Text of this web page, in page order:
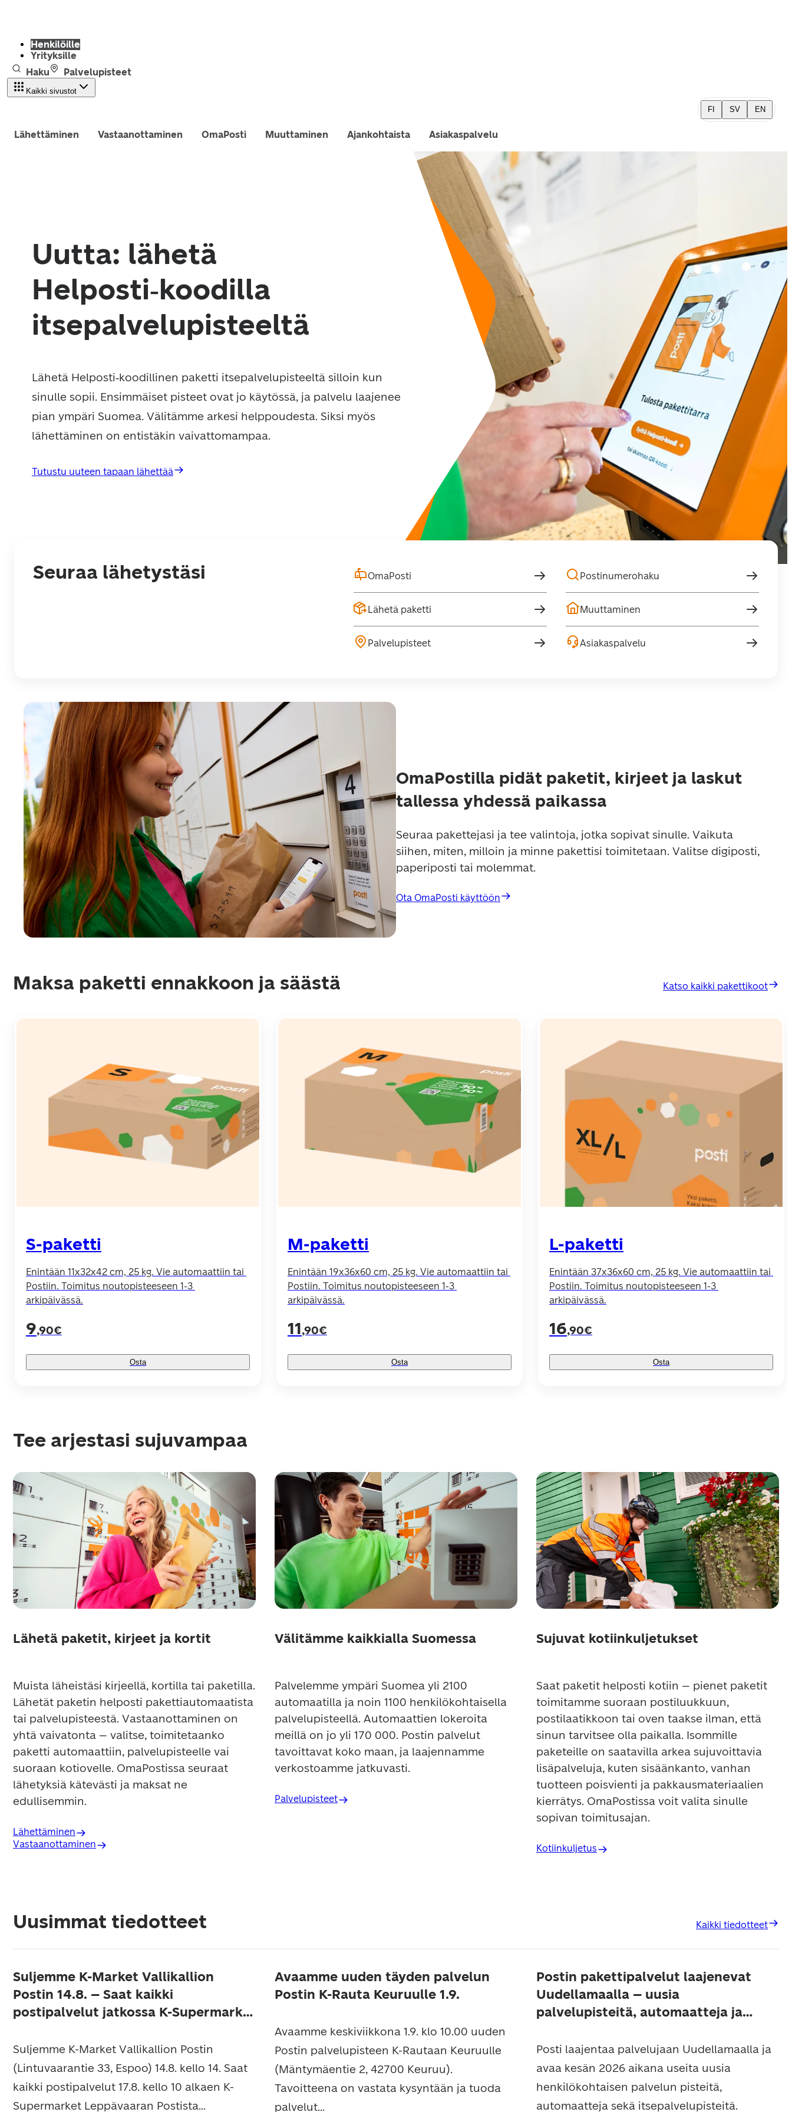
Henkilöille
Yrityksille
Haku
Palvelupisteet
Kaikki sivustot
FI SV EN
Lähettäminen Vastaanottaminen OmaPosti Muuttaminen Ajankohtaista Asiakaspalvelu
Uutta: lähetä
Helposti‑koodilla
itsepalvelupisteeltä
Lähetä Helposti‑koodillinen paketti itsepalvelupisteeltä silloin kun
sinulle sopii. Ensimmäiset pisteet ovat jo käytössä, ja palvelu laajenee
pian ympäri Suomea. Välitämme arkesi helppoudesta. Siksi myös
lähettäminen on entistäkin vaivattomampaa.
Tutustu uuteen tapaan lähettää
Seuraa lähetystäsi OmaPosti Postinumerohaku
Lähetä paketti Muuttaminen
Palvelupisteet Asiakaspalvelu
OmaPostilla pidät paketit, kirjeet ja laskut
tallessa yhdessä paikassa
Seuraa pakettejasi ja tee valintoja, jotka sopivat sinulle. Vaikuta
siihen, miten, milloin ja minne pakettisi toimitetaan. Valitse digiposti,
paperiposti tai molemmat.
Ota OmaPosti käyttöön
Maksa paketti ennakkoon ja säästä Katso kaikki pakettikoot
S-paketti
Enintään 11x32x42 cm, 25 kg. Vie automaattiin tai
Postiin. Toimitus noutopisteeseen 1-3
arkipäivässä.
9,90€
Osta
M-paketti
Enintään 19x36x60 cm, 25 kg. Vie automaattiin tai
Postiin. Toimitus noutopisteeseen 1-3
arkipäivässä.
11,90€
Osta
L-paketti
Enintään 37x36x60 cm, 25 kg. Vie automaattiin tai
Postiin. Toimitus noutopisteeseen 1-3
arkipäivässä.
16,90€
Osta
Tee arjestasi sujuvampaa
Lähetä paketit, kirjeet ja kortit
Muista läheistäsi kirjeellä, kortilla tai paketilla.
Lähetät paketin helposti pakettiautomaatista
tai palvelupisteestä. Vastaanottaminen on
yhtä vaivatonta – valitse, toimitetaanko
paketti automaattiin, palvelupisteelle vai
suoraan kotiovelle. OmaPostissa seuraat
lähetyksiä kätevästi ja maksat ne
edullisemmin.
Lähettäminen
Vastaanottaminen
Välitämme kaikkialla Suomessa
Palvelemme ympäri Suomea yli 2100
automaatilla ja noin 1100 henkilökohtaisella
palvelupisteellä. Automaattien lokeroita
meillä on jo yli 170 000. Postin palvelut
tavoittavat koko maan, ja laajennamme
verkostoamme jatkuvasti.
Palvelupisteet
Sujuvat kotiinkuljetukset
Saat paketit helposti kotiin – pienet paketit
toimitamme suoraan postiluukkuun,
postilaatikkoon tai oven taakse ilman, että
sinun tarvitsee olla paikalla. Isommille
paketeille on saatavilla arkea sujuvoittavia
lisäpalveluja, kuten sisäänkanto, vanhan
tuotteen poisvienti ja pakkausmateriaalien
kierrätys. OmaPostissa voit valita sinulle
sopivan toimitusajan.
Kotiinkuljetus
Uusimmat tiedotteet Kaikki tiedotteet
Suljemme K-Market Vallikallion
Postin 14.8. – Saat kaikki
postipalvelut jatkossa K-Supermarket
Suljemme K-Market Vallikallion Postin
(Lintuvaarantie 33, Espoo) 14.8. kello 14. Saat
kaikki postipalvelut 17.8. kello 10 alkaen K-
Supermarket Leppävaaran Postista...
Avaamme uuden täyden palvelun
Postin K-Rauta Keuruulle 1.9.
Avaamme keskiviikkona 1.9. klo 10.00 uuden
Postin palvelupisteen K-Rautaan Keuruulle
(Mäntymäentie 2, 42700 Keuruu).
Tavoitteena on vastata kysyntään ja tuoda
palvelut...
Postin pakettipalvelut laajenevat
Uudellamaalla – uusia
palvelupisteitä, automaatteja ja
Posti laajentaa palvelujaan Uudellamaalla ja
avaa kesän 2026 aikana useita uusia
henkilökohtaisen palvelun pisteitä,
automaatteja sekä itsepalvelupisteitä.